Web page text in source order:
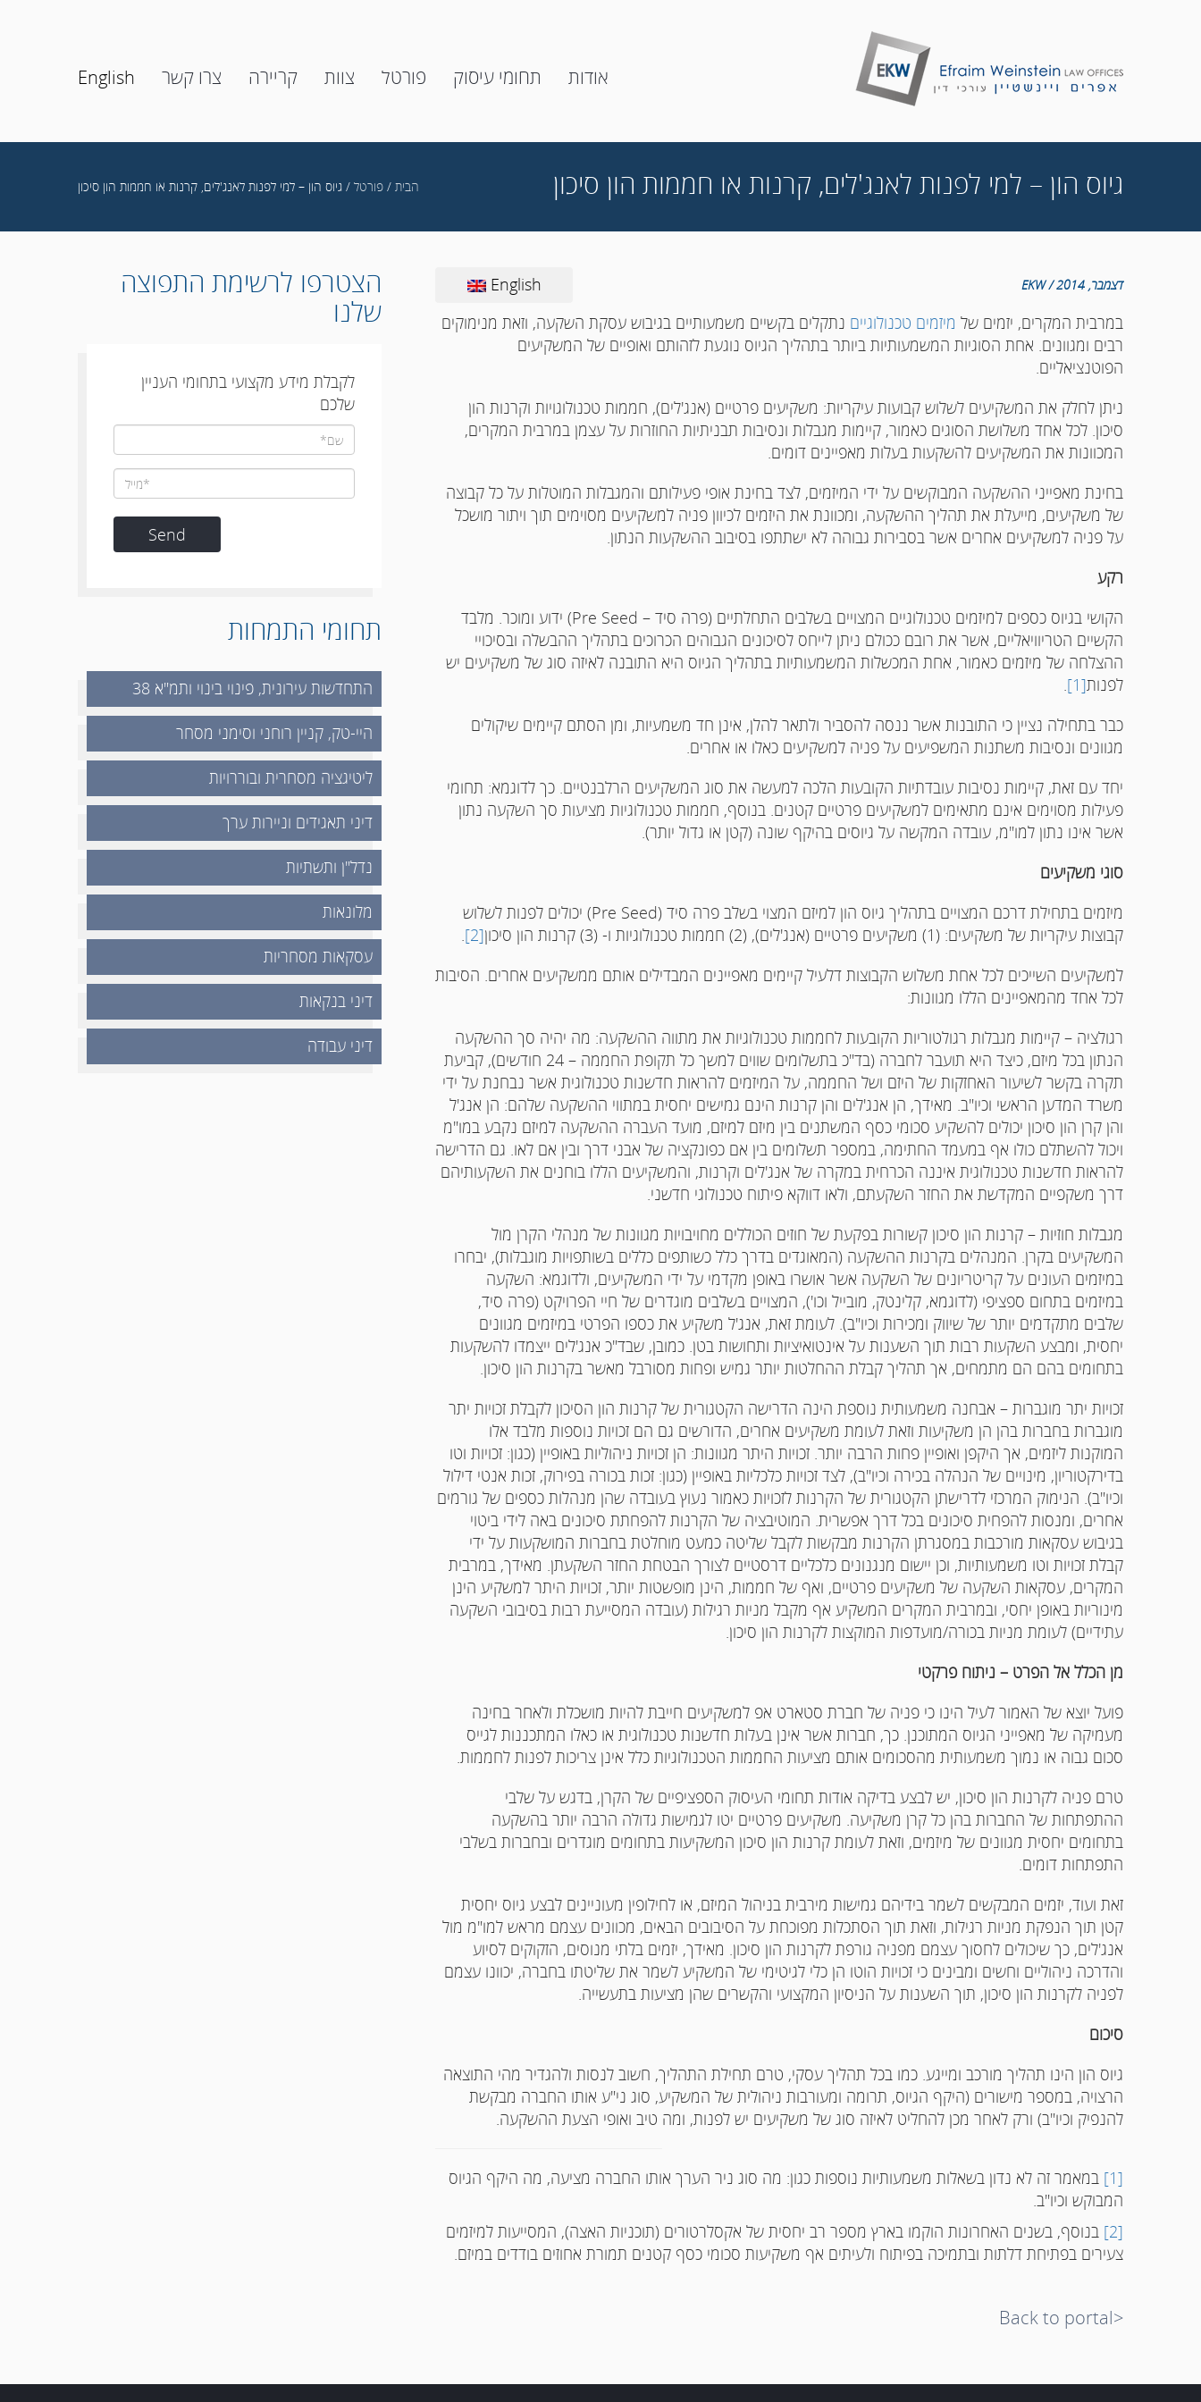
English אודות תחומי עיסוק פורטל צוות קריירה צרו קשר
גיוס הון – למי לפנות לאנג'לים, קרנות או חממות הון סיכון הבית / פורטל / גיוס הון – למי לפנות לאנג'לים, קרנות או חממות הון סיכון
דצמבר, 2014 / EKW
English
במרבית המקרים, יזמים של מיזמים טכנולוגיים נתקלים בקשיים משמעותיים בגיבוש עסקת השקעה, וזאת מנימוקים
רבים ומגוונים. אחת הסוגיות המשמעותיות ביותר בתהליך הגיוס נוגעת לזהותם ואופיים של המשקיעים
הפוטנציאליים.
ניתן לחלק את המשקיעים לשלוש קבועות עיקריות: משקיעים פרטיים (אנג'לים), חממות טכנולוגויות וקרנות הון
סיכון. לכל אחד משלושת הסוגים כאמור, קיימות מגבלות ונסיבות תבניתיות החוזרות על עצמן במרבית המקרים,
המכוונות את המשקיעים להשקעות בעלות מאפיינים דומים.
בחינת מאפייני ההשקעה המבוקשים על ידי המיזמים, לצד בחינת אופי פעילותם והמגבלות המוטלות על כל קבוצה
של משקיעים, מייעלת את תהליך ההשקעה, ומכוונת את היזמים לכיוון פניה למשקיעים מסוימים תוך ויתור מושכל
על פניה למשקיעים אחרים אשר בסבירות גבוהה לא ישתתפו בסיבוב ההשקעות הנתון.
רקע
הקושי בגיוס כספים למיזמים טכנולוגיים המצויים בשלבים התחלתיים (פרה סיד – Pre Seed) ידוע ומוכר. מלבד
הקשיים הטריוויאליים, אשר את רובם ככולם ניתן לייחס לסיכונים הגבוהים הכרוכים בתהליך ההבשלה ובסיכויי
ההצלחה של מיזמים כאמור, אחת המכשלות המשמעותיות בתהליך הגיוס היא התובנה לאיזה סוג של משקיעים יש
לפנות[1]
.
כבר בתחילה נציין כי התובנות אשר ננסה להסביר ולתאר להלן, אינן חד משמעיות, ומן הסתם קיימים שיקולים
מגוונים ונסיבות משתנות המשפיעים על פניה למשקיעים כאלו או אחרים.
יחד עם זאת, קיימות נסיבות עובדתיות הקובעות הלכה למעשה את סוג המשקיעים הרלבנטיים. כך לדוגמא: תחומי
פעילות מסוימים אינם מתאימים למשקיעים פרטיים קטנים. בנוסף, חממות טכנולוגיות מציעות סך השקעה נתון
אשר אינו נתון למו"מ, עובדה המקשה על גיוסים בהיקף שונה (קטן או גדול יותר).
סוגי משקיעים
מיזמים בתחילת דרכם המצויים בתהליך גיוס הון למיזם המצוי בשלב פרה סיד (Pre Seed) יכולים לפנות לשלוש
קבוצות עיקריות של משקיעים: (1) משקיעים פרטיים (אנג'לים), (2) חממות טכנולוגיות ו- (3) קרנות הון סיכון
[2]
.
למשקיעים השייכים לכל אחת משלוש הקבוצות דלעיל קיימים מאפיינים המבדילים אותם ממשקיעים אחרים. הסיבות
לכל אחד מהמאפיינים הללו מגוונות:
רגולציה – קיימות מגבלות רגולטוריות הקובעות לחממות טכנולוגיות את מתווה ההשקעה: מה יהיה סך ההשקעה
הנתון בכל מיזם, כיצד היא תועבר לחברה (בד"כ בתשלומים שווים למשך כל תקופת החממה – 24 חודשים), קביעת
תקרה בקשר לשיעור האחזקות של היזם ושל החממה, על המיזמים להראות חדשנות טכנולוגית אשר נבחנת על ידי
משרד המדען הראשי וכיו"ב. מאידך, הן אנג'לים והן קרנות הינם גמישים יחסית במתווי ההשקעה שלהם: הן אנג'ל
והן קרן הון סיכון יכולים להשקיע סכומי כסף המשתנים בין מיזם למיזם, מועד העברה ההשקעה למיזם נקבע במו"מ
ויכול להשתלם כולו אף במעמד החתימה, במספר תשלומים בין אם כפונקציה של אבני דרך ובין אם לאו. גם הדרישה
להראות חדשנות טכנולוגית איננה הכרחית במקרה של אנג'לים וקרנות, והמשקיעים הללו בוחנים את השקעותיהם
דרך משקפיים המקדשת את החזר השקעתם, ולאו דווקא פיתוח טכנולוגי חדשני.
מגבלות חוזיות – קרנות הון סיכון קשורות בפקעת של חוזים הכוללים מחויבויות מגוונות של מנהלי הקרן מול
המשקיעים בקרן. המנהלים בקרנות ההשקעה (המאוגדים בדרך כלל כשותפים כללים בשותפויות מוגבלות), יבחרו
במיזמים העונים על קריטריונים של השקעה אשר אושרו באופן מקדמי על ידי המשקיעים, ולדוגמא: השקעה
במיזמים בתחום ספציפי (לדוגמא, קלינטק, מובייל וכו'), המצויים בשלבים מוגדרים של חיי הפרויקט (פרה סיד,
שלבים מתקדמים יותר של שיווק ומכירות וכיו"ב). לעומת זאת, אנג'ל משקיע את כספו הפרטי במיזמים מגוונים
יחסית, ומבצע השקעות רבות תוך השענות על אינטואיציות ותחושות בטן. כמובן, שבד"כ אנג'לים ייצמדו להשקעות
בתחומים בהם הם מתמחים, אך תהליך קבלת ההחלטות יותר גמיש ופחות מסורבל מאשר בקרנות הון סיכון.
זכויות יתר מוגברות – אבחנה משמעותית נוספת הינה הדרישה הקטגורית של קרנות הון הסיכון לקבלת זכויות יתר
מוגברות בחברות בהן הן משקיעות וזאת לעומת משקיעים אחרים, הדורשים גם הם זכויות נוספות מלבד אלו
המוקנות ליזמים, אך היקפן ואופיין פחות הרבה יותר. זכויות היתר מגוונות: הן זכויות ניהוליות באופיין (כגון: זכויות וטו
בדירקטוריון, מינויים של הנהלה בכירה וכיו"ב), לצד זכויות כלכליות באופיין (כגון: זכות בכורה בפירוק, זכות אנטי דילול
וכיו"ב). הנימוק המרכזי לדרישתן הקטגורית של הקרנות לזכויות כאמור נעוץ בעובדה שהן מנהלות כספים של גורמים
אחרים, ומנסות להפחית סיכונים בכל דרך אפשרית. המוטיבציה של הקרנות להפחתת סיכונים באה לידי ביטוי
בגיבוש עסקאות מורכבות במסגרתן הקרנות מבקשות לקבל שליטה כמעט מוחלטת בחברות המושקעות על ידי
קבלת זכויות וטו משמעותיות, וכן יישום מנגנונים כלכליים דרסטיים לצורך הבטחת החזר השקעתן. מאידך, במרבית
המקרים, עסקאות השקעה של משקיעים פרטיים, ואף של חממות, הינן מופשטות יותר, זכויות היתר למשקיע הינן
מינוריות באופן יחסי, ובמרבית המקרים המשקיע אף מקבל מניות רגילות (עובדה המסייעת רבות בסיבובי השקעה
עתידיים) לעומת מניות בכורה/מועדפות המוקצות לקרנות הון סיכון.
מן הכלל אל הפרט – ניתוח פרקטי
פועל יוצא של האמור לעיל הינו כי פניה של חברת סטארט אפ למשקיעים חייבת להיות מושכלת ולאחר בחינה
מעמיקה של מאפייני הגיוס המתוכנן. כך, חברות אשר אינן בעלות חדשנות טכנולוגית או כאלו המתכננות לגייס
סכום גבוה או נמוך משמעותית מהסכומים אותם מציעות החממות הטכנולוגיות כלל אינן צריכות לפנות לחממות.
טרם פניה לקרנות הון סיכון, יש לבצע בדיקה אודות תחומי העיסוק הספציפיים של הקרן, בדגש על שלבי
ההתפתחות של החברות בהן כל קרן משקיעה. משקיעים פרטיים יטו לגמישות גדולה הרבה יותר בהשקעה
בתחומים יחסית מגוונים של מיזמים, וזאת לעומת קרנות הון סיכון המשקיעות בתחומים מוגדרים ובחברות בשלבי
התפתחות דומים.
זאת ועוד, יזמים המבקשים לשמר בידיהם גמישות מירבית בניהול המיזם, או לחילופין מעוניינים לבצע גיוס יחסית
קטן תוך הנפקת מניות רגילות, וזאת תוך הסתכלות מפוכחת על הסיבובים הבאים, מכוונים עצמם מראש למו"מ מול
אנג'לים, כך שיכולים לחסוך עצמם מפניה גורפת לקרנות הון סיכון. מאידך, יזמים בלתי מנוסים, הזקוקים לסיוע
והדרכה ניהוליים וחשים ומבינים כי זכויות הוטו הן כלי לגיטימי של המשקיע לשמר את שליטתו בחברה, יכוונו עצמם
לפניה לקרנות הון סיכון, תוך השענות על הניסיון המקצועי והקשרים שהן מציעות בתעשייה.
סיכום
גיוס הון הינו תהליך מורכב ומייגע. כמו בכל תהליך עסקי, טרם תחילת התהליך, חשוב לנסות ולהגדיר מהי התוצאה
הרצויה, במספר מישורים (היקף הגיוס, תרומה ומעורבות ניהולית של המשקיע, סוג ני"ע אותו החברה מבקשת
להנפיק וכיו"ב) ורק לאחר מכן להחליט לאיזה סוג של משקיעים יש לפנות, ומה טיב ואופי הצעת ההשקעה.
[1]
במאמר זה לא נדון בשאלות משמעותיות נוספות כגון: מה סוג ניר הערך אותו החברה מציעה, מה היקף הגיוס
המבוקש וכיו"ב.
[2]
בנוסף, בשנים האחרונות הוקמו בארץ מספר רב יחסית של אקסלרטורים (תוכניות האצה), המסייעות למיזמים
צעירים בפתיחת דלתות ובתמיכה בפיתוח ולעיתים אף משקיעות סכומי כסף קטנים תמורת אחוזים בודדים במיזם.
<Back to portal
הצטרפו לרשימת התפוצה
שלנו
לקבלת מידע מקצועי בתחומי העניין
שלכם
תחומי התמחות
התחדשות עירונית, פינוי בינוי ותמ"א 38
היי-טק, קניין רוחני וסימני מסחר
ליטיגציה מסחרית ובוררויות
דיני תאגידים וניירות ערך
נדל"ן ותשתיות
מלונאות
עסקאות מסחריות
דיני בנקאות
דיני עבודה